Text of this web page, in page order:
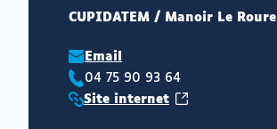
CUPIDATEM / Manoir Le Roure
Email
Téléphone
04 75 90 93 64
Site
Site internet(ouvrir